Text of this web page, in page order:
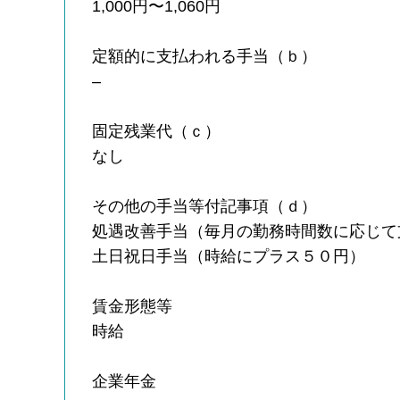
1,000円〜1,060円
定額的に支払われる手当（ｂ）
–
固定残業代（ｃ）
なし
その他の手当等付記事項（ｄ）
処遇改善手当（毎月の勤務時間数に応じ
土日祝日手当（時給にプラス５０円）
賃金形態等
時給
企業年金